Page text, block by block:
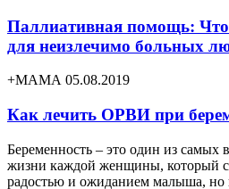
Паллиативная помощь: Что
для неизлечимо больных
+МАМА 05.08.2019
Как лечить ОРВИ при
Беременность – это один из самых
жизни каждой женщины, который
радостью и ожиданием малыша,